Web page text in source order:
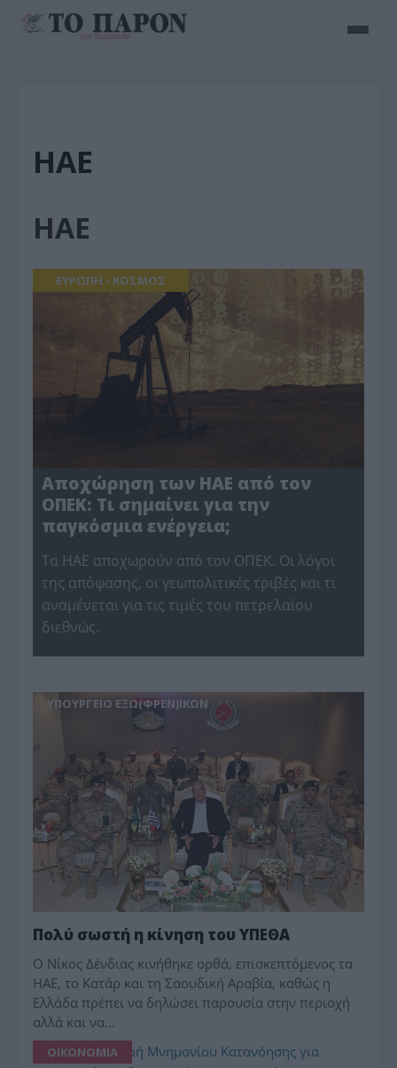
ΗΑΕ
ΗΑΕ
ΕΥΡΩΠΗ - ΚΟΣΜΟΣ
Αποχώρηση των ΗΑΕ από τον
ΟΠΕΚ: Τι σημαίνει για την
παγκόσμια ενέργεια;
Τα ΗΑΕ αποχωρούν από τον ΟΠΕΚ. Οι λόγοι
της απόφασης, οι γεωπολιτικές τριβές και τι
αναμένεται για τις τιμές του πετρελαίου
διεθνώς.
ΥΠΟΥΡΓΕΙΟ ΕΞΩ(ΦΡΕΝ)ΙΚΩΝ
Πολύ σωστή η κίνηση του ΥΠΕΘΑ
Ο Νίκος Δένδιας κινήθηκε ορθά, επισκεπτόμενος τα
ΗΑΕ, το Κατάρ και τη Σαουδική Αραβία, καθώς η
Ελλάδα πρέπει να δηλώσει παρουσία στην περιοχή
αλλά και να...
ΟΙΚΟΝΟΜΙΑ